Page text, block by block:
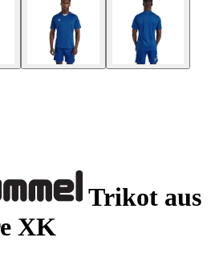
Trikot aus
XK